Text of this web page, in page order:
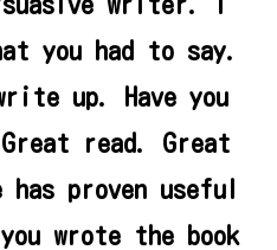
you had to say.
up. Have you
read. Great
proven useful
wrote the book